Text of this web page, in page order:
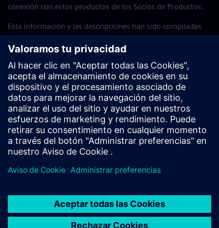
conexión con estos productos de los Socios de Productos.
Esta información y las descripciones han sido compiladas
con mucho cuidado. Sin embargo, Siemens no puede
verificar la integridad, exactitud y actualidad de los datos
suministrados por Product Partners. Por lo tanto, no se
puede descartar la posibilidad de que elementos
individuales de información sean incorrectos, incompletos
o no estén actualizados. A menos que sea obligatorio por
ley, Siemens no asume ninguna responsabilidad por la
usabilidad de los datos o de los productos para el usuario
per se.